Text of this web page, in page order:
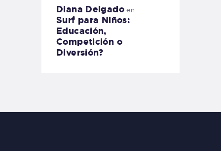
Diana Delgadoen
Surf para Niños:
Educación,
Competición o
Diversión?